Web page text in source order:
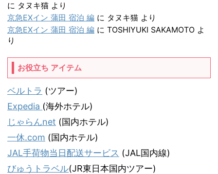
に タヌキ猫 より
京急EXイン 蒲田 宿泊 編 に タヌキ猫 より
京急EXイン 蒲田 宿泊 編 に TOSHIYUKI SAKAMOTO よ
り
お役立ち アイテム
ベルトラ (ツアー)
Expedia (海外ホテル)
じゃらんnet (国内ホテル)
一休.com (国内ホテル)
JAL手荷物当日配送サービス (JAL国内線)
びゅうトラベル(JR東日本国内ツアー)